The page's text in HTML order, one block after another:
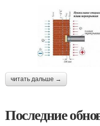
читать дальше →
Последние